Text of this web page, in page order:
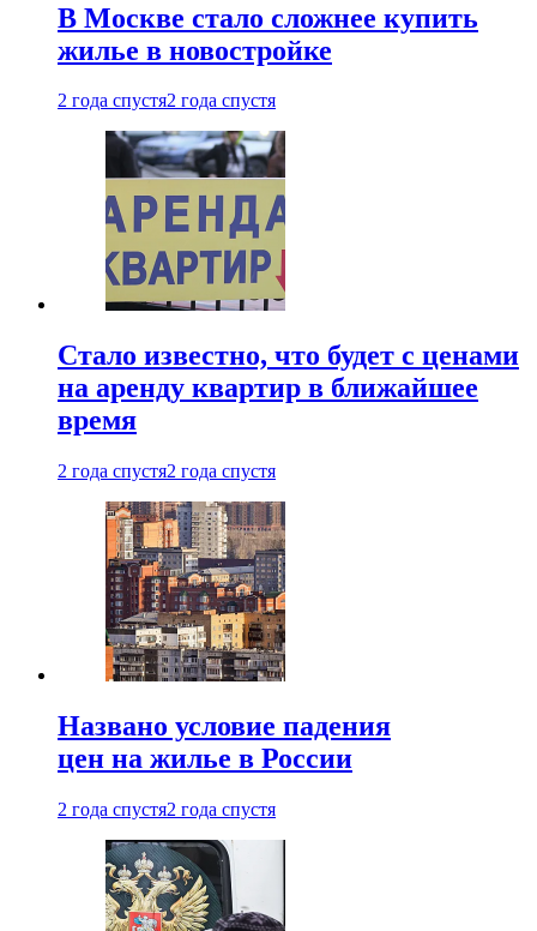
В Москве стало сложнее купить
жилье в новостройке
2 года спустя2 года спустя
Стало известно, что будет с ценами
на аренду квартир в ближайшее
время
2 года спустя2 года спустя
Названо условие падения
цен на жилье в России
2 года спустя2 года спустя